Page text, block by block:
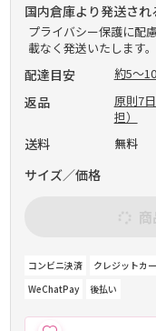
国内倉庫より発送され
プライバシー保護に配
載なく発送いたします。
配達目安 約5～
返品
原則7
担）
送料 無料
サイズ／価格
コンビニ決済 クレジットカ
WeChatPay
後払い